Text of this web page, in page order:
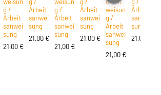
g /
Arbeit
sanwei
sung
21,00 €
Arbeit
sanwei
sung
21,00 €
g /
Arbeit
sanwei
sung
21,00 €
Arbeit
sanwei
sung
21,00 €
weisun
g /
Arbeit
sanwei
sung
21,00 €
Arbeit
sanwei
sung
21,00